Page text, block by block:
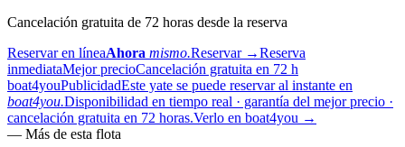
Cancelación gratuita de 72 horas desde la reserva
Reservar en líneaAhora mismo.Reservar →Reserva
inmediataMejor precioCancelación gratuita en 72 h
boat4youPublicidadEste yate se puede reservar al instante en
boat4you.Disponibilidad en tiempo real · garantía del mejor precio ·
cancelación gratuita en 72 horas.Verlo en boat4you →
— Más de esta flota